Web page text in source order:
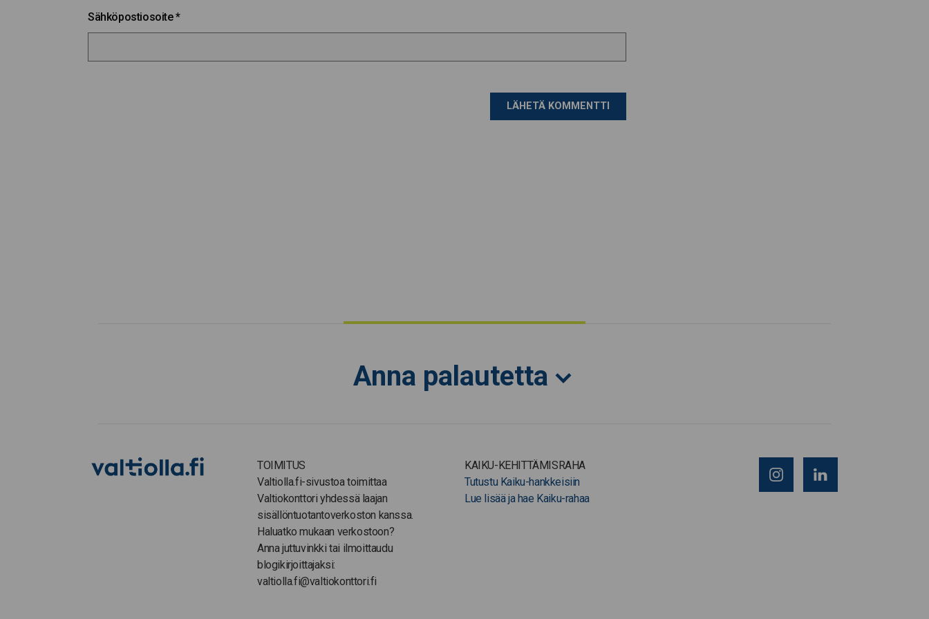
Sähköpostiosoite*
Anna palautetta
TOIMITUS
Valtiolla.fi-sivustoa toimittaa
Valtiokonttori yhdessä laajan
sisällöntuotantoverkoston kanssa.
Haluatko mukaan verkostoon?
Anna juttuvinkki tai ilmoittaudu
blogikirjoittajaksi:
valtiolla.fi@valtiokonttori.fi
KAIKU-KEHITTÄMISRAHA
Tutustu Kaiku-hankkeisiin
Lue lisää ja hae Kaiku-rahaa